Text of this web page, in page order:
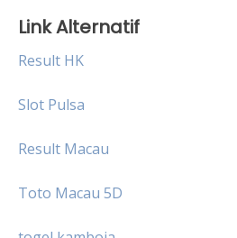
Link Alternatif
Result HK
Slot Pulsa
Result Macau
Toto Macau 5D